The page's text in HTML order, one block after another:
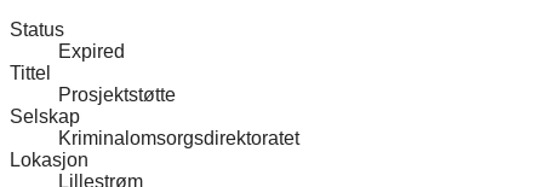
Status
Expired
Tittel
Prosjektstøtte
Selskap
Kriminalomsorgsdirektoratet
Lokasjon
Lillestrøm